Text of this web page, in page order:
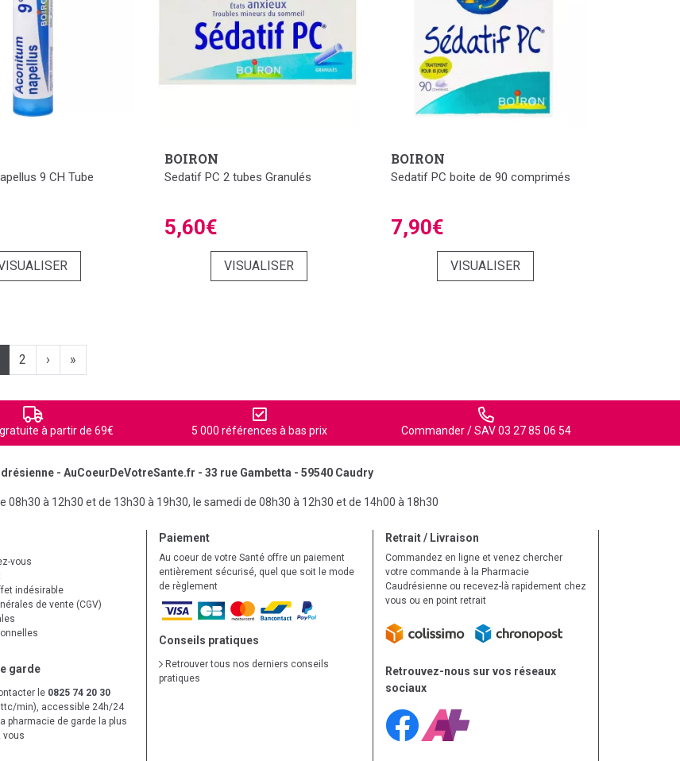
9 CH Tube
BOIRON
Sedatif PC 2 tubes Granulés
5,60€
VISUALISER
BOIRON
Sedatif PC boite de 90 comprimés
7,90€
VISUALISER
2 › »
à partir de 69€ 5 000 références à bas prix Commander / SAV 03 27 85 06 54
- AuCoeurDeVotreSante.fr - 33 rue Gambetta - 59540 Caudry
08h30 à 12h30 et de 13h30 à 19h30, le samedi de 08h30 à 12h30 et de 14h00 à 18h30
vous
indésirable
de vente (CGV)
garde
le 0825 74 20 30
ttc/min), accessible 24h/24
pharmacie de garde la plus
vous
Paiement
Au coeur de votre Santé offre un paiement
entièrement sécurisé, quel que soit le mode
de règlement
Conseils pratiques
Retrouver tous nos derniers conseils
pratiques
Retrait / Livraison
Commandez en ligne et venez chercher
votre commande à la Pharmacie
Caudrésienne ou recevez-là rapidement chez
vous ou en point retrait
Retrouvez-nous sur vos réseaux
sociaux